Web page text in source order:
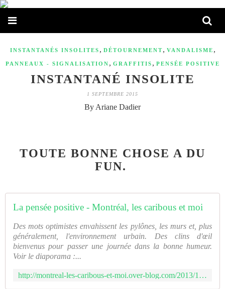
INSTANTANÉS INSOLITES , DÉTOURNEMENT, VANDALISME ,
PANNEAUX - SIGNALISATION , GRAFFITIS , PENSÉE POSITIVE
INSTANTANÉ INSOLITE
1 SEPTEMBRE 2015
By Ariane Dadier
TOUTE BONNE CHOSE A DU
FUN.
La pensée positive - Montréal, les caribous et moi
Des mots optimistes envahissent les pylônes, les murs et, plus
généralement, l'environnement urbain. Des clins d'œil
bienvenus pour passer une journée dans la bonne humeur.
Voir le diaporama :...
http://montreal-les-caribous-et-moi.over-blog.com/2013/12/la-pens%C3%A9e-positive.html